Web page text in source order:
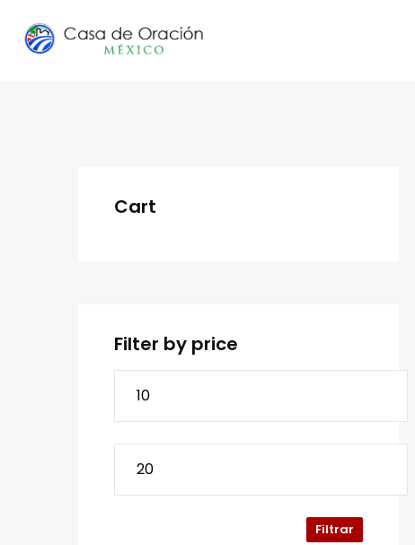
Cart
Filter by price
Filtrar